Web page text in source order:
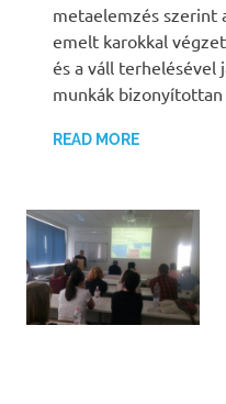
metaelemzés szerint
emelt karokkal
és a váll terhelésével
munkák bizonyítottan
READ MORE